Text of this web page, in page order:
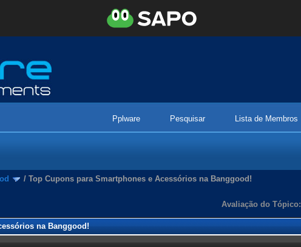
Pplware Pesquisar Lista de Membros
/ Top Cupons para Smartphones e Acessórios na Banggood!
Avaliação do Tópico:
na Banggood!